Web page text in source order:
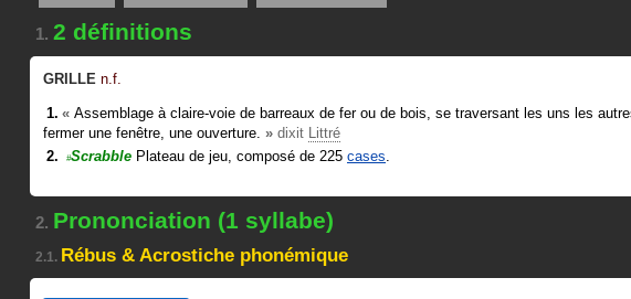
1. 2 définitions
GRILLE n.f.
« Assemblage à claire-voie de barreaux de fer ou de bois, se traversant les uns les
fermer une fenêtre, une ouverture. » dixit Littré
#Scrabble Plateau de jeu, composé de 225 cases.
2. Prononciation (1 syllabe)
2.1. Rébus & Acrostiche phonémique